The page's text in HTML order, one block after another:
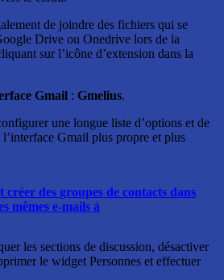
de joindre des fichiers qui se
Drive ou Onedrive lors de la
sur l’icône d’extension dans la
Gmail : Gmelius.
une longue liste d’options et de
Gmail plus propre et plus
créer des groupes de contacts dans
mêmes e-mails à
les sections de discussion, désactiver
le widget Personnes et effectuer